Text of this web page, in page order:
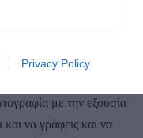
Privacy Policy
με την εξουσία
να γράφεις και να